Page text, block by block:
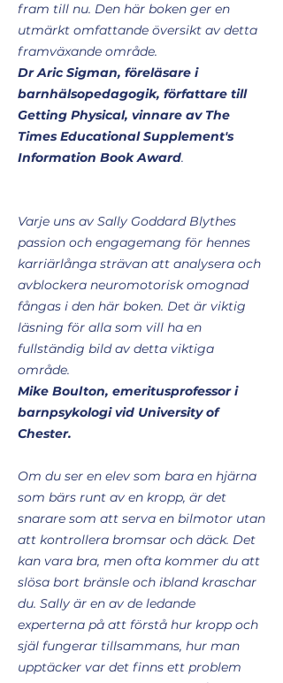
fram till nu. Den här boken ger en
utmärkt omfattande översikt av detta
framväxande område.
Dr Aric Sigman, föreläsare i
barnhälsopedagogik, författare till
Getting Physical, vinnare av The
Times Educational Supplement's
Information Book Award.
Varje uns av Sally Goddard Blythes
passion och engagemang för hennes
karriärlånga strävan att analysera och
avblockera neuromotorisk omognad
fångas i den här boken. Det är viktig
läsning för alla som vill ha en
fullständig bild av detta viktiga
område.
Mike Boulton, emeritusprofessor i
barnpsykologi vid University of
Chester.
Om du ser en elev som bara en hjärna
som bärs runt av en kropp, är det
snarare som att serva en bilmotor utan
att kontrollera bromsar och däck. Det
kan vara bra, men ofta kommer du att
slösa bort bränsle och ibland kraschar
du. Sally är en av de ledande
experterna på att förstå hur kropp och
själ fungerar tillsammans, hur man
upptäcker var det finns ett problem